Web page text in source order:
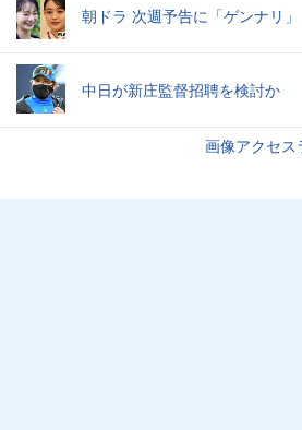
朝ドラ 次週予告に「ゲンナリ」
中日が新庄監督招聘を検討か
画像アクセス